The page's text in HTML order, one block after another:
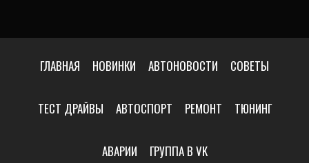
ГЛАВНАЯ НОВИНКИ АВТОНОВОСТИ СОВЕТЫ
ТЕСТ ДРАЙВЫ АВТОСПОРТ РЕМОНТ ТЮНИНГ
АВАРИИ ГРУППА В VK